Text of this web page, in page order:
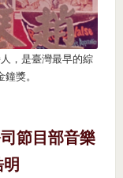
，是臺灣最早的綜
獎。
節目部音樂